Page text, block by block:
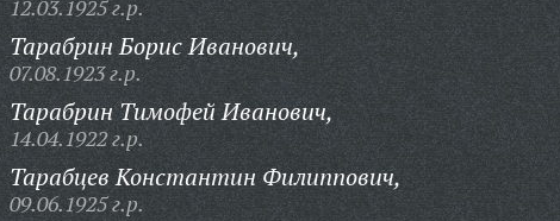
12.03.1925 г.р.
Тарабрин Борис Иванович,
07.08.1923 г.р.
Тарабрин Тимофей Иванович,
14.04.1922 г.р.
Тарабцев Константин Филиппович,
09.06.1925 г.р.